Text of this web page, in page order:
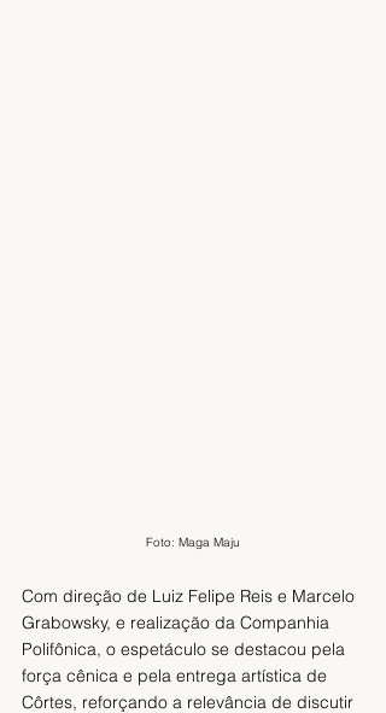
Foto: Maga Maju
Com direção de Luiz Felipe Reis e Marcelo
Grabowsky, e realização da Companhia
Polifônica, o espetáculo se destacou pela
força cênica e pela entrega artística de
Côrtes, reforçando a relevância de discutir